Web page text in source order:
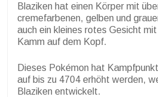
Blaziken hat einen Körper mit
cremefarbenen, gelben und
auch ein kleines rotes Gesicht
Kamm auf dem Kopf.
Dieses Pokémon hat
auf bis zu 4704 erhöht werden,
Blaziken entwickelt.